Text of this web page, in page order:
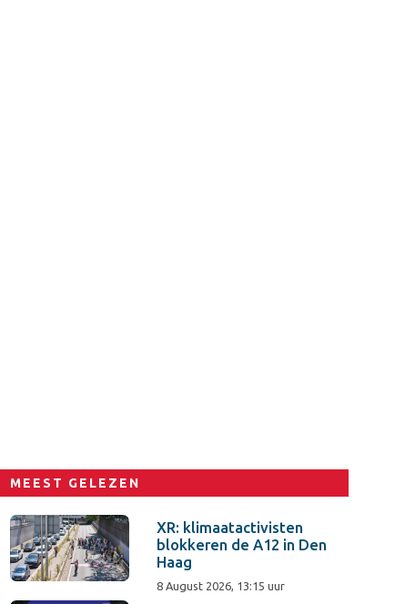
MEEST GELEZEN
XR: klimaatactivisten
blokkeren de A12 in Den
Haag
8 August 2026, 13:15 uur